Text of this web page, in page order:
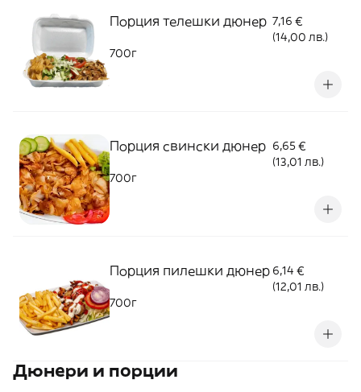
Порция телешки дюнер 7,16 €
(14,00 лв.)
700г
Порция свински дюнер 6,65 €
(13,01 лв.)
700г
Порция пилешки дюнер 6,14 €
(12,01 лв.)
700г
Дюнери и порции